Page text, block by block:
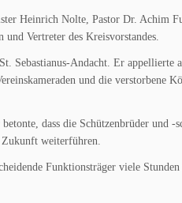
Heinrich Nolte, Pastor Dr. Achim
Vertreter des Kreisvorstandes.
Sebastianus-Andacht. Er appellierte
und die verstorbene
dass die Schützenbrüder und -
Zukunft weiterführen.
Funktionsträger viele